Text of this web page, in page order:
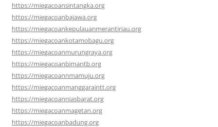
https://miegacoansintangka.org
https://miegacoanbajawa.org
https://miegacoankepulauanmerantiriau.org
https://miegacoankotamobagu.org
https://miegacoanmurungraya.org
https://miegacoanbimantb.org
https://miegacoannmamuju.org
https://miegacoanmanggaraintt.org
https://miegacoanniasbarat.org
https://miegacoanmagetan.org
https://miegacoanbadung.org